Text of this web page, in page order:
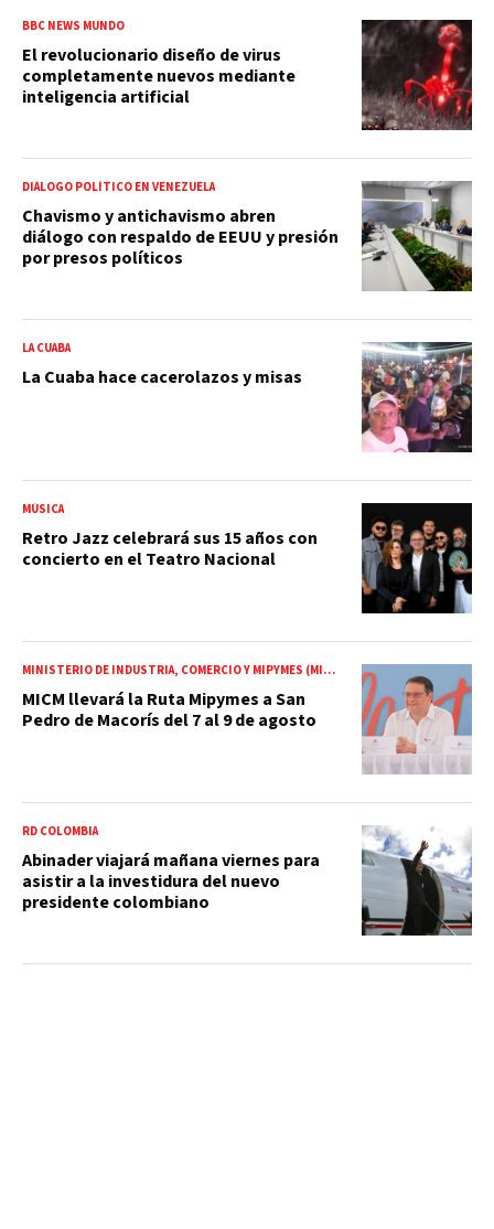
BBC NEWS MUNDO
El revolucionario diseño de virus
completamente nuevos mediante
inteligencia artificial
DIÁLOGO POLÍTICO EN VENEZUELA
Chavismo y antichavismo abren
diálogo con respaldo de EEUU y presión
por presos políticos
LA CUABA
La Cuaba hace cacerolazos y misas
MÚSICA
Retro Jazz celebrará sus 15 años con
concierto en el Teatro Nacional
MINISTERIO DE INDUSTRIA, COMERCIO Y MIPYMES (MICM)
MICM llevará la Ruta Mipymes a San
Pedro de Macorís del 7 al 9 de agosto
RD COLOMBIA
Abinader viajará mañana viernes para
asistir a la investidura del nuevo
presidente colombiano